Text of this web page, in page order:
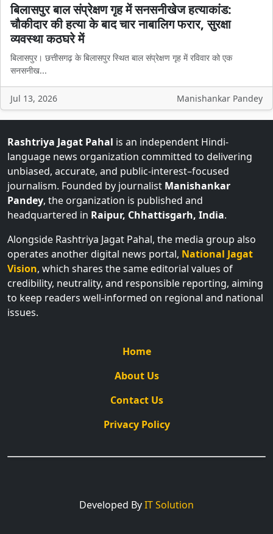
बिलासपुर बाल संप्रेक्षण गृह में सनसनीखेज हत्याकांड:
चौकीदार की हत्या के बाद चार नाबालिग फरार, सुरक्षा
व्यवस्था कठघरे में
बिलासपुर। छत्तीसगढ़ के बिलासपुर स्थित बाल संप्रेक्षण गृह में रविवार को एक
सनसनीख...
Jul 13, 2026 Manishankar Pandey
Rashtriya Jagat Pahal is an independent Hindi-
language news organization committed to delivering
unbiased, accurate, and public-interest–focused
journalism. Founded by journalist Manishankar
Pandey, the organization is published and
headquartered in Raipur, Chhattisgarh, India.
Alongside Rashtriya Jagat Pahal, the media group also
operates another digital news portal, National Jagat
Vision, which shares the same editorial values of
credibility, neutrality, and responsible reporting, aiming
to keep readers well-informed on regional and national
issues.
Home
About Us
Contact Us
Privacy Policy
Developed ByIT Solution